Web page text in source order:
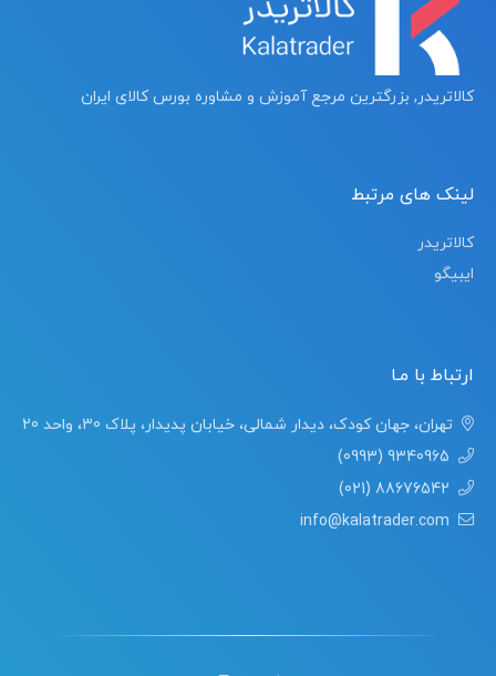
کالاتریدر, بزرگترین مرجع آموزش و مشاوره بورس کالای ایران
لینک های مرتبط
کالاتریدر
ایبیگو
ارتباط با مـا
تهران، جهان کودک، دیدار شمالی، خیابان پدیدار، پلاک 30، واحد 20
(0993) 9340965
(021) 88676542
info@kalatrader.com